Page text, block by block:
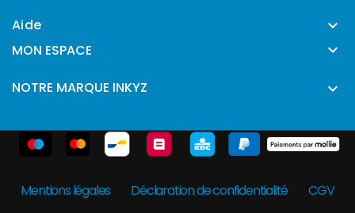
Aide 
MON ESPACE 
NOTRE MARQUE INKYZ 
Mentions légales Déclaration de confidentialité CGV